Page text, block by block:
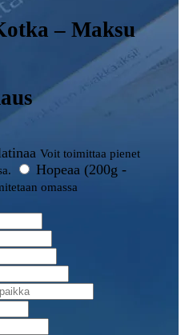
– Maksu
Voit toimittaa pienet
Hopeaa (200g -
omassa